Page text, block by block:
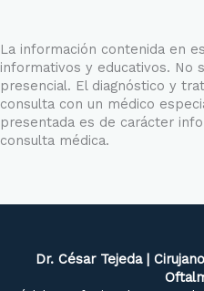
La información contenida en
informativos y educativos. No
presencial. El diagnóstico y
consulta con un médico
presentada es de carácter
consulta médica.
Dr. César Tejeda |